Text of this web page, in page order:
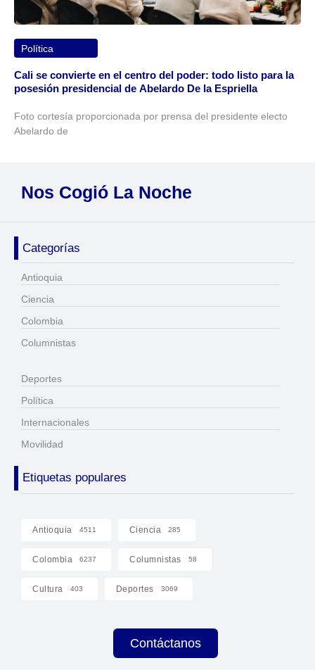
Política
Cali se convierte en el centro del poder: todo listo para la
posesión presidencial de Abelardo De la Espriella
Foto cortesía proporcionada por prensa del presidente electo
Abelardo de
Nos Cogió La Noche
Categorías
Antioquia
Ciencia
Colombia
Columnistas
Deportes
Política
Internacionales
Movilidad
Etiquetas populares
Antioquia 4511 Ciencia 285
Colombia 6237 Columnistas 58
Cultura 403 Deportes 3069
Contáctanos